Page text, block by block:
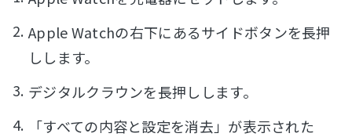
Apple Watchの右下にあるサイドボタンを長押
しします。
デジタルクラウンを長押しします。
「すべての内容と設定を消去」が表示された